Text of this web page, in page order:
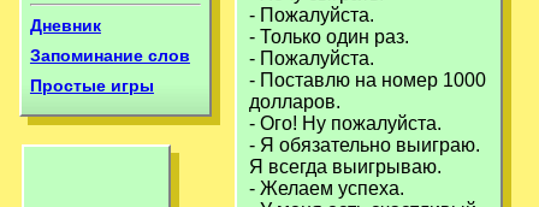
Дневник
Запоминание слов
Простые игры
- Пожалуйста.
- Только один раз.
- Пожалуйста.
- Поставлю на номер 1000
долларов.
- Ого! Ну пожалуйста.
- Я обязательно выиграю.
Я всегда выигрываю.
- Желаем успеха.